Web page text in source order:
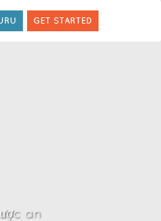
GET STARTED
an